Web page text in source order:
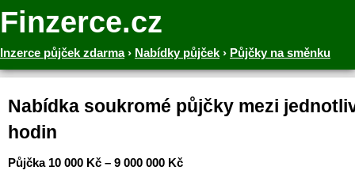
Finzerce.cz
Inzerce půjček zdarma› Nabídky půjček › Půjčky na směnku
Nabídka soukromé půjčky mezi
hodin
Půjčka 10 000 Kč – 9 000 000 Kč